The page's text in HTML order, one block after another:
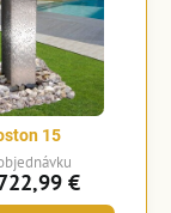
15
€